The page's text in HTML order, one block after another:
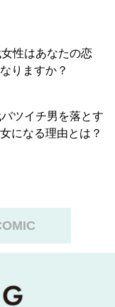
女性はあなたの恋
りますか？
バツイチ男を落とす
になる理由とは？